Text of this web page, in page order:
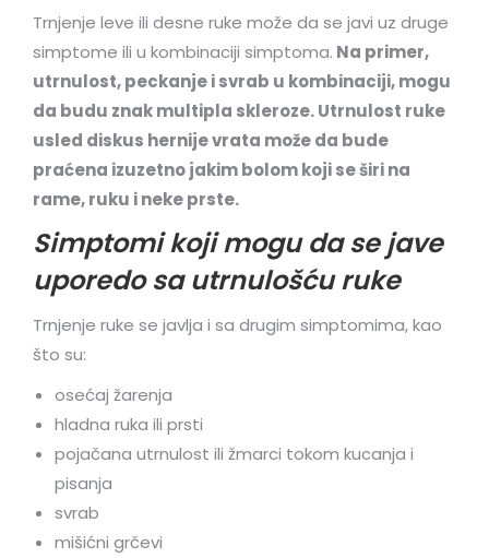
Trnjenje leve ili desne ruke može da se javi uz druge
simptome ili u kombinaciji simptoma. Na primer,
utrnulost, peckanje i svrab u kombinaciji, mogu
da budu znak multipla skleroze. Utrnulost ruke
usled diskus hernije vrata može da bude
praćena izuzetno jakim bolom koji se širi na
rame, ruku i neke prste.
Simptomi koji mogu da se jave
uporedo sa utrnulošću ruke
Trnjenje ruke se javlja i sa drugim simptomima, kao
što su:
osećaj žarenja
hladna ruka ili prsti
pojačana utrnulost ili žmarci tokom kucanja i
pisanja
svrab
mišićni grčevi